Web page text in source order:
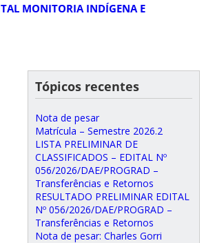
MONITORIA INDÍGENA E
Tópicos recentes
Nota de pesar
Matrícula – Semestre 2026.2
LISTA PRELIMINAR DE
CLASSIFICADOS – EDITAL Nº
056/2026/DAE/PROGRAD –
Transferências e Retornos
RESULTADO PRELIMINAR EDITAL
Nº 056/2026/DAE/PROGRAD –
Transferências e Retornos
Nota de pesar: Charles Gorri